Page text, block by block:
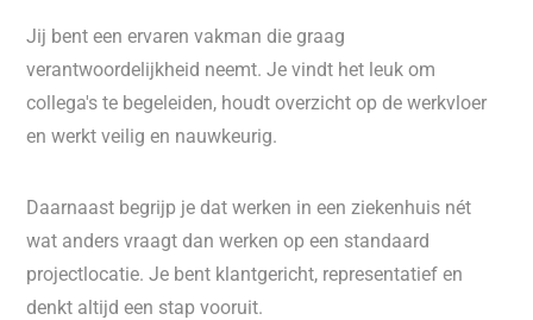
Jij bent een ervaren vakman die graag
verantwoordelijkheid neemt. Je vindt het leuk om
collega's te begeleiden, houdt overzicht op de werkvloer
en werkt veilig en nauwkeurig.
Daarnaast begrijp je dat werken in een ziekenhuis nét
wat anders vraagt dan werken op een standaard
projectlocatie. Je bent klantgericht, representatief en
denkt altijd een stap vooruit.